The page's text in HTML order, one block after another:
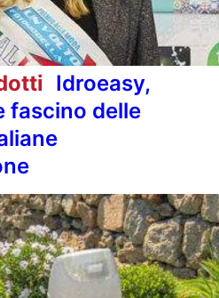
Idroeasy,
fascino delle